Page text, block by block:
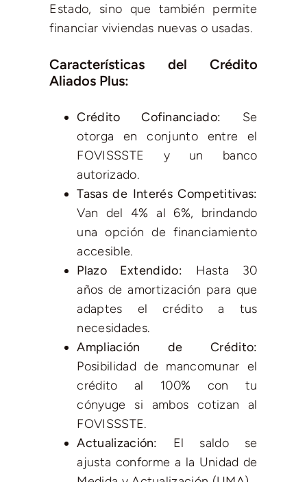
Estado, sino que también permite
financiar viviendas nuevas o usadas.
Características del Crédito
Aliados Plus:
Crédito Cofinanciado: Se
otorga en conjunto entre el
FOVISSSTE y un banco
autorizado.
Tasas de Interés Competitivas:
Van del 4% al 6%, brindando
una opción de financiamiento
accesible.
Plazo Extendido: Hasta 30
años de amortización para que
adaptes el crédito a tus
necesidades.
Ampliación de Crédito:
Posibilidad de mancomunar el
crédito al 100% con tu
cónyuge si ambos cotizan al
FOVISSSTE.
Actualización: El saldo se
ajusta conforme a la Unidad de